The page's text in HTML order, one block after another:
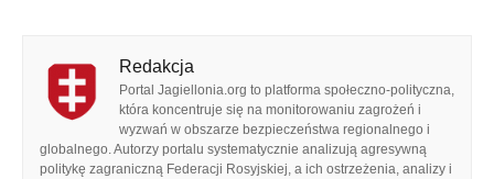
Redakcja
Portal Jagiellonia.org to platforma społeczno-polityczna,
która koncentruje się na monitorowaniu zagrożeń i
wyzwań w obszarze bezpieczeństwa regionalnego i
globalnego. Autorzy portalu systematycznie analizują agresywną
politykę zagraniczną Federacji Rosyjskiej, a ich ostrzeżenia, analizy i